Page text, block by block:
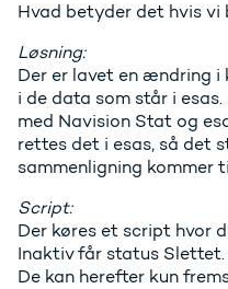
Hvad betyder det hvis vi
Løsning:
Der er lavet en ændring i
i de data som står i
med Navision Stat og
rettes det i esas, så det
sammenligning kommer
Script:
Der køres et script hvor
Inaktiv får status Slettet.
De kan herefter kun